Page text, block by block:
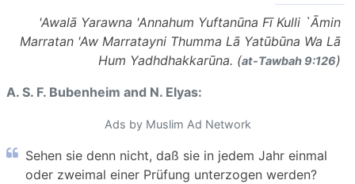
'Awalā Yarawna 'Annahum Yuftanūna Fī Kulli `Āmin
Marratan 'Aw Marratayni Thumma Lā Yatūbūna Wa Lā
Hum Yadhdhakkarūna. (at-Tawbah 9:126)
A. S. F. Bubenheim and N. Elyas:
Ads by Muslim Ad Network
Sehen sie denn nicht, daß sie in jedem Jahr einmal
oder zweimal einer Prüfung unterzogen werden?